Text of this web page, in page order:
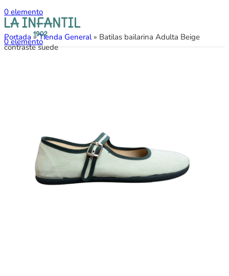
0 elemento
0elemento
Portada »Tienda General» Batilas bailarina Adulta Beige
contraste suede